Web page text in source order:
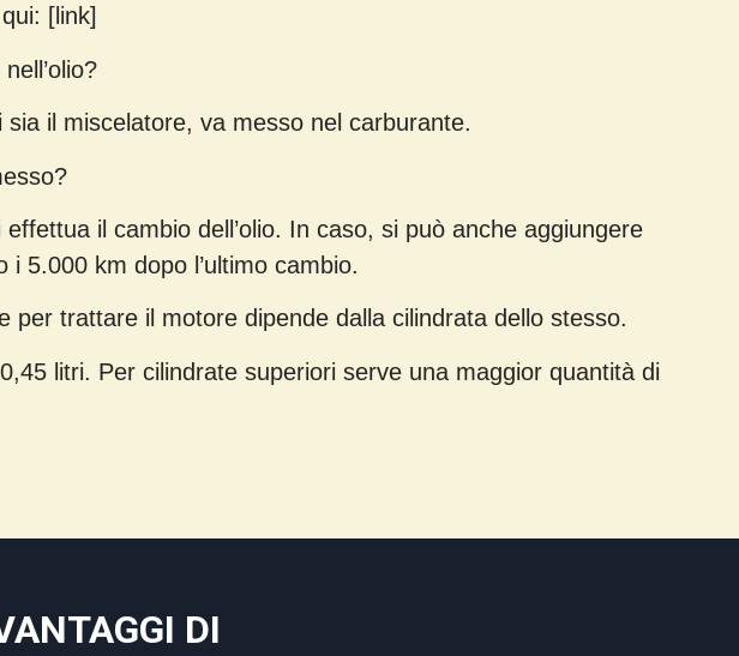
[link]
il miscelatore, va messo nel carburante.
il cambio dell’olio. In caso, si può anche aggiungere
i 5.000 km dopo l’ultimo cambio.
per trattare il motore dipende dalla cilindrata dello stesso.
litri. Per cilindrate superiori serve una maggior quantità di
DI